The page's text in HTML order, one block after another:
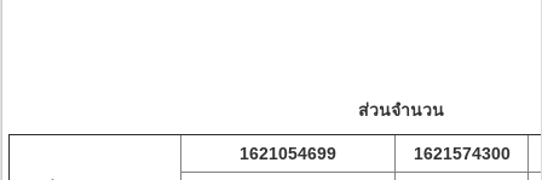
ส่วนจำนวน
1621054699
1621574300